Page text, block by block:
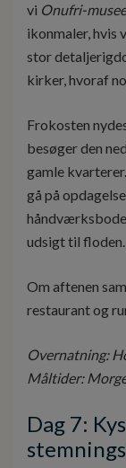
vi Onufri-
ikonmaler, hvis
stor
kirker, hvoraf
Frokosten
besøger den
gamle
gå på
udsigt til floden.
Om aftenen
restaurant og
Overnatning:
Måltider:
Dag 7: